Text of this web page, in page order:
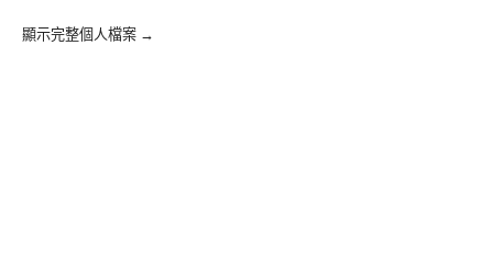
顯示完整個人檔案 →